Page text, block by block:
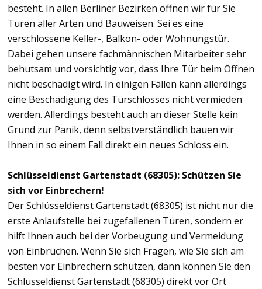
besteht. In allen Berliner Bezirken öffnen wir für Sie
Türen aller Arten und Bauweisen. Sei es eine
verschlossene Keller-, Balkon- oder Wohnungstür.
Dabei gehen unsere fachmännischen Mitarbeiter sehr
behutsam und vorsichtig vor, dass Ihre Tür beim Öffnen
nicht beschädigt wird. In einigen Fällen kann allerdings
eine Beschädigung des Türschlosses nicht vermieden
werden. Allerdings besteht auch an dieser Stelle kein
Grund zur Panik, denn selbstverständlich bauen wir
Ihnen in so einem Fall direkt ein neues Schloss ein.
Schlüsseldienst Gartenstadt (68305): Schützen Sie
sich vor Einbrechern!
Der Schlüsseldienst Gartenstadt (68305) ist nicht nur die
erste Anlaufstelle bei zugefallenen Türen, sondern er
hilft Ihnen auch bei der Vorbeugung und Vermeidung
von Einbrüchen. Wenn Sie sich Fragen, wie Sie sich am
besten vor Einbrechern schützen, dann können Sie den
Schlüsseldienst Gartenstadt (68305) direkt vor Ort